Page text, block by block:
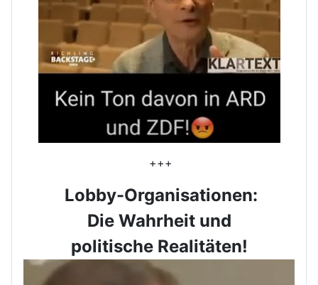
+++
Lobby-Organisationen:
Die Wahrheit und
politische Realitäten!